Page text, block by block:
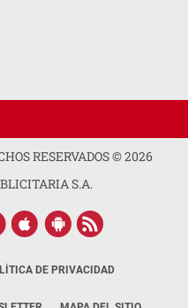
RESERVADOS ©2026
S.A.
DE PRIVACIDAD